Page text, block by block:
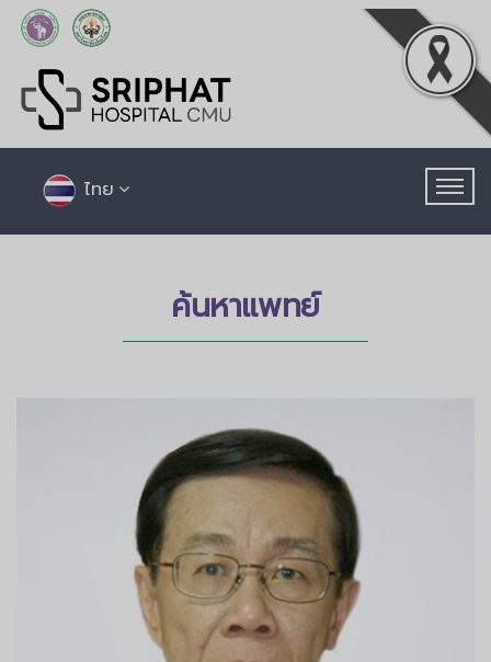
ไทย
ค้นหาแพทย์